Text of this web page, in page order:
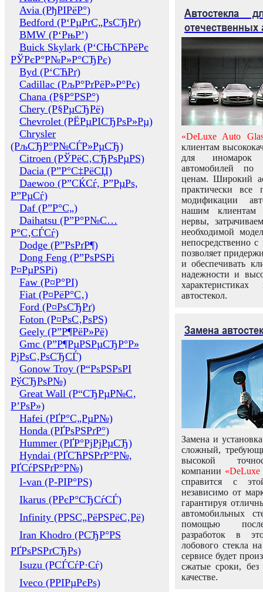
Avia (РђРІРёР°)
Bedford (Р‘РµРґС„РѕСЂРґ)
BMW (Р‘РњР’)
Buick Skylark (Р‘СЊСЋРёРє
РЎРєР°Р№Р»Р°СЂРє)
Byd (Р‘СЋРґ)
Cadillac (РљР°РґРёР»Р°Рє)
Chana (Р§Р°РЅР°)
Chery (Р§РµСЂРё)
Chevrolet (РЁРµРІСЂРѕР»Рµ)
Chrysler
(РљСЂР°Р№СЃР»РµСЂ)
Citroen (РЎРёС‚СЂРѕРµРЅ)
Dacia (Р”Р°С‡РёСЏ)
Daewoo (Р”СЌСѓ, Р”РµРѕ,
Р”РµСѓ)
Daf (Р”Р°С„)
Daihatsu (Р”Р°Р№С…
Р°С‚СЃСѓ)
Dodge (Р”РѕРґР¶)
Dong Feng (Р”РѕРЅРі
Р¤РµРЅРі)
Faw (Р¤Р°РІ)
Fiat (Р¤РёР°С‚)
Ford (Р¤РѕСЂРґ)
Foton (Р¤РѕС‚РѕРЅ)
Geely (Р”Р¶РёР»Рё)
Gmc (Р”Р¶РµРЅРµСЂР°Р»
РјРѕС‚РѕСЂСЃ)
Gonow Troy (Р“РѕРЅРѕРІ
РўСЂРѕР№)
Great Wall (Р“СЂРµР№С‚
Р’РѕР»)
Hafei (РҐР°С„РµР№)
Honda (РҐРѕРЅРґР°)
Hummer (РҐР°РјРјРµСЂ)
Hyndai (РҐСЋРЅРґР°Р№,
РҐСѓРЅРґР°Р№)
I-van (Р-РІР°РЅ)
Ikarus (РРєР°СЂСѓСЃ)
Infinity (РРЅС„РёРЅРёС‚Рё)
Iran Khodro (РСЂР°РЅ
РҐРѕРЅРґСЂРѕ)
Isuzu (РСЃСѓР·Сѓ)
Iveco (РРІРµРєРѕ)
Автостекла
отечественных
«DeLuxe Auto
клиентам
для иномарок
автомобилей
ценам. Широкий
практически все
модификации
нашим клиентам
нервы,
необходимой
непосредственно
позволяет
и обеспечивать
надежности и
автостекол.
Замена
Замена и
сложный,
высокой
компании «DeLuxe
справится с
независимо от
гарантируя
автомобильных
помощью
разработок в
лобового стекла
сервисе будет
сжатые сроки,
качестве.